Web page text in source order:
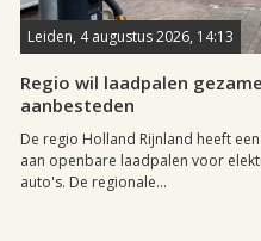
Leiden, 4 augustus 2026, 14:13
Regio wil laadpalen
aanbesteden
De regio Holland Rijnland heeft
aan openbare laadpalen voor
auto's. De regionale...